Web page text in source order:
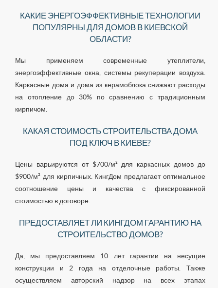
КАКИЕ ЭНЕРГОЭФФЕКТИВНЫЕ ТЕХНОЛОГИИ
ПОПУЛЯРНЫ ДЛЯ ДОМОВ В КИЕВСКОЙ
ОБЛАСТИ?
Мы применяем современные утеплители,
энергоэффективные окна, системы рекуперации воздуха.
Каркасные дома и дома из керамоблока снижают расходы
на отопление до 30% по сравнению с традиционным
кирпичом.
КАКАЯ СТОИМОСТЬ СТРОИТЕЛЬСТВА ДОМА
ПОД КЛЮЧ В КИЕВЕ?
Цены варьируются от $700/м² для каркасных домов до
$900/м² для кирпичных. КингДом предлагает оптимальное
соотношение цены и качества с фиксированной
стоимостью в договоре.
ПРЕДОСТАВЛЯЕТ ЛИ КИНГДОМ ГАРАНТИЮ НА
СТРОИТЕЛЬСТВО ДОМОВ?
Да, мы предоставляем 10 лет гарантии на несущие
конструкции и 2 года на отделочные работы. Также
осуществляем авторский надзор на всех этапах